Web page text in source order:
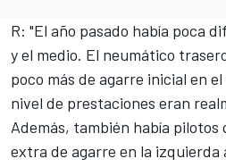
R: "El año pasado había poca
y el medio. El neumático
poco más de agarre inicial en
nivel de prestaciones eran
Además, también había pilotos
extra de agarre en la izquierda